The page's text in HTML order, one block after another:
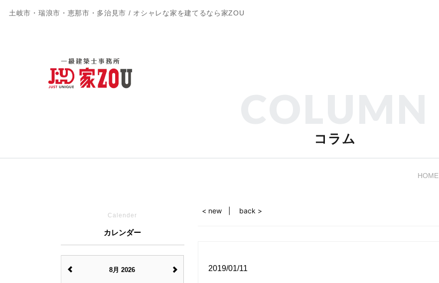
土岐市・瑞浪市・恵那市・多治見市 / オシャレな家を建てるなら家ZOU
コラム
HOME
< new back >
2019/01/11
Calender
カレンダー
8月 2026